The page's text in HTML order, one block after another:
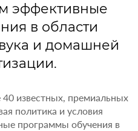
эффективные
в области
и домашней
известных, премиальных
политика и условия
программы обучения в